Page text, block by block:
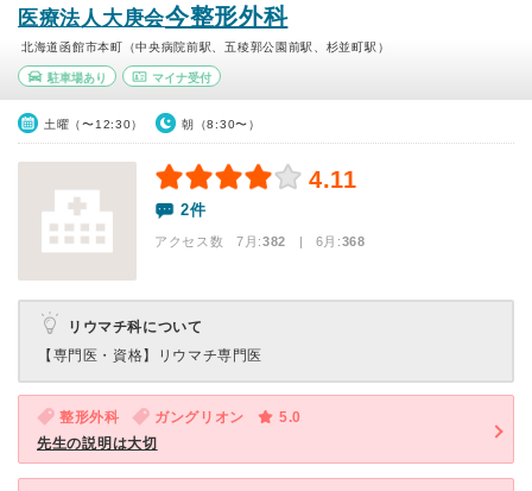
医療法人大庚会今整形外科
北海道函館市本町（中央病院前駅、五稜郭公園前駅、杉並町駅）
駐車場あり マイナ受付
土曜（〜12:30） 朝（8:30〜）
4.11
2件
アクセス数 7月:382 | 6月:368
リウマチ科について
【専門医・資格】
リウマチ専門医
整形外科 ガングリオン
5.0
先生の説明は大切